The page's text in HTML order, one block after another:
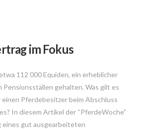
im Fokus
112 000 Equiden, ein erheblicher
Pensionsställen gehalten. Was gilt es
Pferdebesitzer beim Abschluss
In diesem Artikel der “PferdeWoche”
eines gut ausgearbeiteten